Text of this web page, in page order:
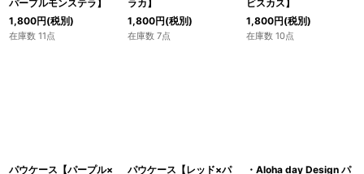
パープルモンステラ】
1,800円(税別)
在庫数 11点
ラカ】
1,800円(税別)
在庫数 7点
ビスカス】
1,800円(税別)
在庫数 10点
パウケース【パープル×
パウケース【レッド×パ
・Aloha day Design パ